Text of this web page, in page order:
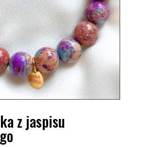
z jaspisu